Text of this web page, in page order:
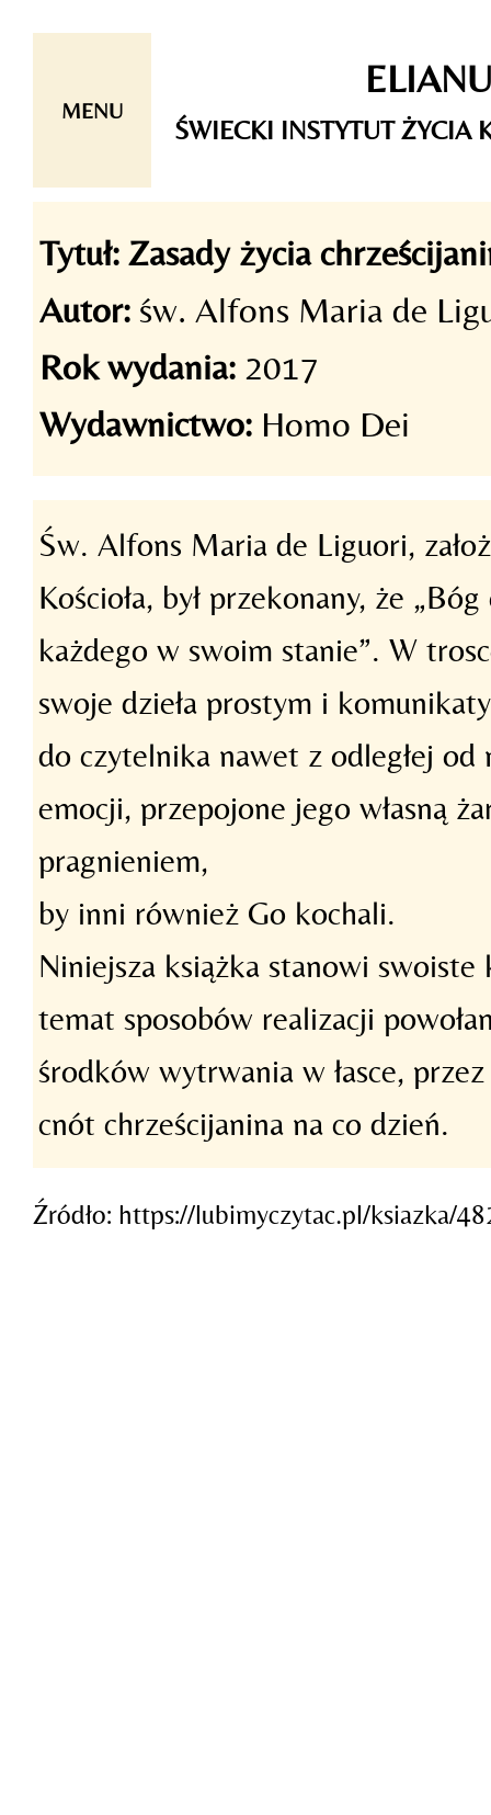
ŚWIECKI INSTYTUT ŻYCIA
MENU
Tytuł: Zasady życia
Autor: św. Alfons Maria de
Rok wydania: 2017
Wydawnictwo: Homo Dei
Św. Alfons Maria de Liguori,
Kościoła, był przekonany, że
każdego w swoim stanie”. W
swoje dzieła prostym i
do czytelnika nawet z odległej od
emocji, przepojone jego własną
pragnieniem,
by inni również Go kochali.
Niniejsza książka stanowi
temat sposobów realizacji
środków wytrwania w łasce,
cnót chrześcijanina na co dzień.
Źródło: https://lubimyczytac.pl/ksiazka/